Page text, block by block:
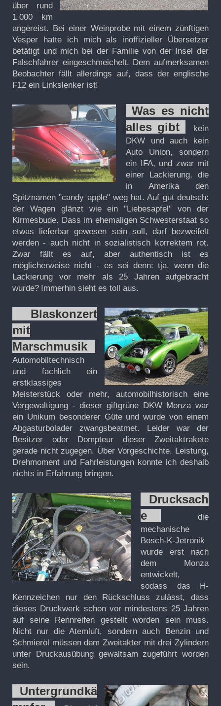
über rund
1.000 km
angereist. Bei einer Weinprobe mit einem zünftigen
Vesper hatte ich mich als inoffizieller Übersetzer
betätigt und mich bei der Familie von der Insel der
Falschfahrer eingeschmeichelt. Dem aufmerksamen
Beobachter fällt allerdings auf, dass der englische
F12 ein Linkslenker ist!
Was es nicht
alles gibt
kein
DKW und auch kein
Auto Union, sondern
ein IFA, und zwar mit
einer Lackierung, die
in Amerika den
Spitznamen "candy apple" weg hat. Auf gut deutsch:
der Wagen glänzt wie ein "Liebesapfel" von der
Kirmesbude. Dass im ehemaligen Schwesterstaat so
etwas lieferbar gewesen sein soll, darf bezweifelt
werden - auch nicht in sozialistisch korrektem rot.
Zwar fällt es auf, aber authentisch ist es
möglicherweise nicht - es sei denn: tja, wenn die
Lackierung vor mehr als 25 Jahren aufgebracht
wurde? Immerhin sieht es toll aus.
Blaskonzert
mit
Marschmusik
Automobiltechnisch
und fachlich ein
erstklassiges
Meisterstück oder mehr, automobilhistorisch eine
Vergewaltigung - dieser giftgrüne DKW Monza war
ein Unikum besonderer Güte und wurde von einem
Abgasturbolader zwangsbeatmet. Leider war der
Besitzer oder Dompteur dieser Zweitaktrakete
gerade nicht zugegen. Über Vorgeschichte, Leistung,
Drehmoment und Fahrleistungen konnte ich deshalb
nichts in Erfahrung bringen.
Drucksach
e
die
mechanische
Bosch-K-Jetronik
wurde erst nach
dem Monza
entwickelt,
sodass das H-
Kennzeichen nur den Rückschluss zulässt, dass
dieses Druckwerk schon vor mindestens 25 Jahren
auf seine Rennreifen gestellt worden sein muss.
Nicht nur die Atemluft, sondern auch Benzin und
Schmieröl müssen dem Zweitakter mit drei Zylindern
unter Druckausübung gewaltsam zugeführt worden
sein.
Untergrundkä